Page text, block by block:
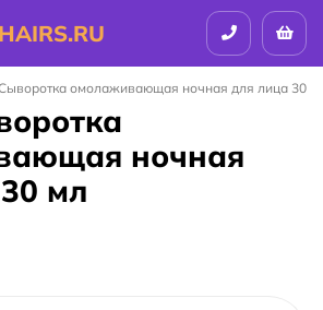
HAIRS.RU
омолаживающая ночная для лица 30
ночная
мл